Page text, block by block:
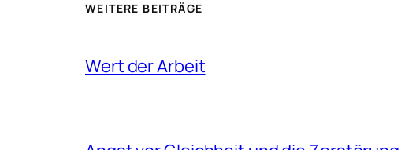
WEITERE BEITRÄGE
Wert der Arbeit